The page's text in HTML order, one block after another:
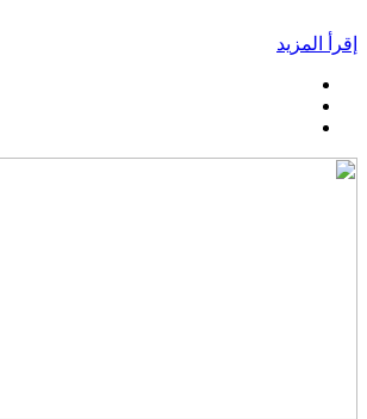
إقرأ المزيد